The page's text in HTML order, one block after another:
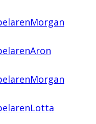
Morgan
Aron
Morgan
Lotta